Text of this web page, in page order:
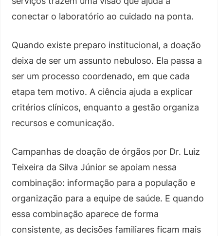
conectar o laboratório ao cuidado na ponta.
Quando existe preparo institucional, a doação
deixa de ser um assunto nebuloso. Ela passa a
ser um processo coordenado, em que cada
etapa tem motivo. A ciência ajuda a explicar
critérios clínicos, enquanto a gestão organiza
recursos e comunicação.
Campanhas de doação de órgãos por Dr. Luiz
Teixeira da Silva Júnior se apoiam nessa
combinação: informação para a população e
organização para a equipe de saúde. E quando
essa combinação aparece de forma
consistente, as decisões familiares ficam mais